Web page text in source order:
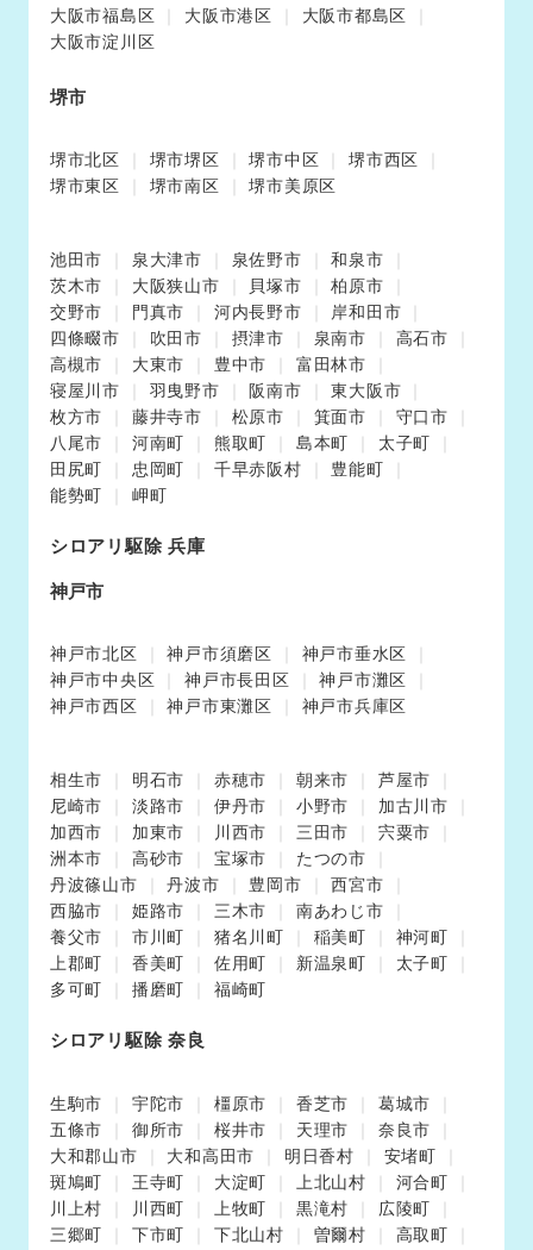
大阪市福島区
大阪市港区
大阪市都島区
大阪市淀川区
堺市
堺市北区 堺市堺区 堺市中区
堺市西区
堺市東区
堺市南区 堺市美原区
池田市 泉大津市 泉佐野市
和泉市
茨木市
大阪狭山市 貝塚市
柏原市
交野市
門真市 河内長野市
岸和田市
四條畷市
吹田市 摂津市 泉南市
高石市
高槻市
大東市 豊中市
富田林市
寝屋川市
羽曳野市 阪南市
東大阪市
枚方市
藤井寺市 松原市 箕面市
守口市
八尾市
河南町 熊取町 島本町
太子町
田尻町
忠岡町 千早赤阪村
豊能町
能勢町
岬町
シロアリ駆除 兵庫
神戸市
神戸市北区 神戸市須磨区
神戸市垂水区
神戸市中央区
神戸市長田区
神戸市灘区
神戸市西区
神戸市東灘区 神戸市兵庫区
相生市 明石市 赤穂市 朝来市
芦屋市
尼崎市
淡路市 伊丹市 小野市
加古川市
加西市
加東市 川西市 三田市
宍粟市
洲本市
高砂市 宝塚市
たつの市
丹波篠山市
丹波市 豊岡市
西宮市
西脇市
姫路市 三木市
南あわじ市
養父市
市川町 猪名川町 稲美町
神河町
上郡町
香美町 佐用町 新温泉町
太子町
多可町
播磨町 福崎町
シロアリ駆除 奈良
生駒市 宇陀市 橿原市 香芝市
葛城市
五條市
御所市 桜井市 天理市
奈良市
大和郡山市
大和高田市 明日香村
安堵町
斑鳩町
王寺町 大淀町 上北山村
河合町
川上村
川西町 上牧町 黒滝村
広陵町
三郷町
下市町 下北山村 曽爾村 高取町